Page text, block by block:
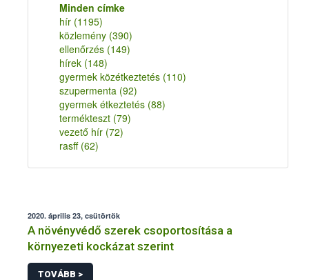
Minden címke
hír (1195)
közlemény (390)
ellenőrzés (149)
hírek (148)
gyermek közétkeztetés (110)
szupermenta (92)
gyermek étkeztetés (88)
termékteszt (79)
vezető hír (72)
rasff (62)
2020. április 23, csütörtök
A növényvédő szerek csoportosítása a
környezeti kockázat szerint
TOVÁBB >